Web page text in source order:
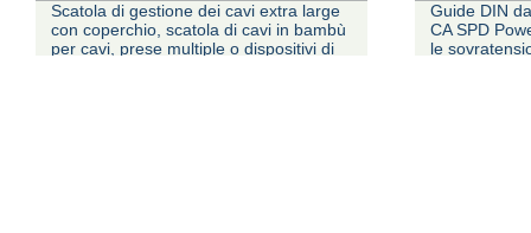
Scatola di gestione dei cavi extra large
con coperchio, scatola di cavi in bambù
per cavi, prese multiple o dispositivi di
Guide DIN
CA SPD
le